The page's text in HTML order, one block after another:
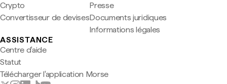
Crypto
Convertisseur de devises
Presse
Documents juridiques
Informations légales
ASSISTANCE
Centre d'aide
Statut
Télécharger l'application Morse